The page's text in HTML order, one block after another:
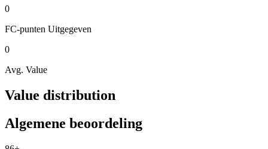
0
FC-punten Uitgegeven
0
Avg. Value
Value distribution
Algemene beoordeling